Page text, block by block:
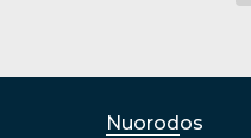
Nuorodos